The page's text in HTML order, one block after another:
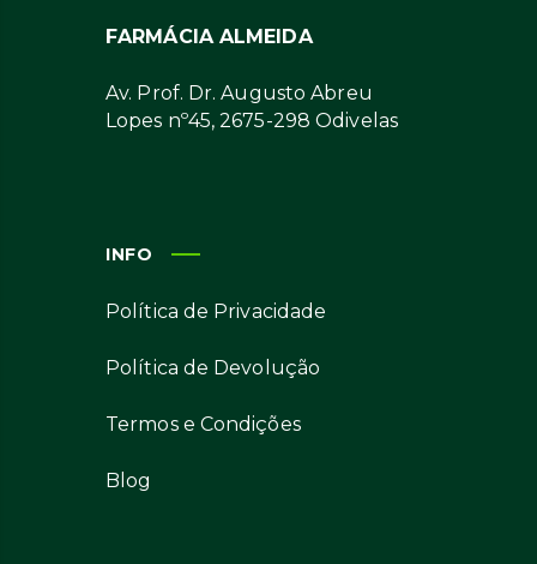
FARMÁCIA ALMEIDA
Av. Prof. Dr. Augusto Abreu
Lopes nº45, 2675-298 Odivelas
INFO
Política de Privacidade
Política de Devolução
Termos e Condições
Blog